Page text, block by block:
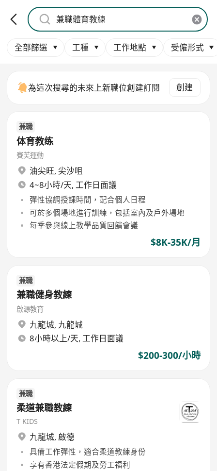
全部篩選 工種 工作地點 受僱形式
為這次搜尋的未來上新職位創建訂閱 創建
兼職
体育教练
賽芙運動
油尖旺, 尖沙咀
4~8小時/天, 工作日面議
彈性協調授課時間，配合個人日程
可於多個場地進行訓練，包括室內及戶外場地
每季參與線上教學品質回饋會議
$8K-35K/月
兼職
兼職健身教練
啟源教育
九龍城, 九龍城
8小時以上/天, 工作日面議
$200-300/小時
兼職
柔道兼職教練
T KIDS
九龍城, 啟德
具備工作彈性，適合柔道教練身份
享有香港法定假期及勞工福利